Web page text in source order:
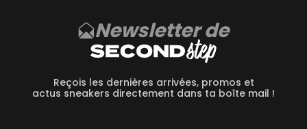
Newsletter de
Reçois les dernières arrivées, promos et
actus sneakers directement dans ta boîte mail !